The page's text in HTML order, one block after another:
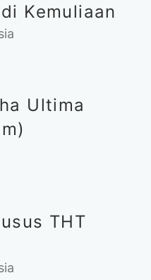
Kemuliaan
Ultima
THT